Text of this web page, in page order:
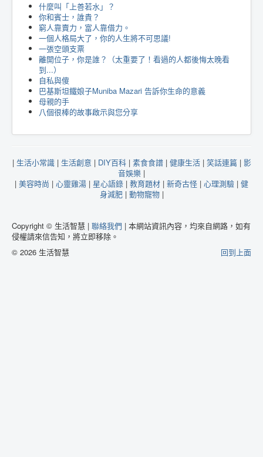
什麼叫「上善若水」？
你和賓士，誰貴？
窮人靠賣力，富人靠借力。
一個人格局大了，你的人生將不可思議!
一張空頭支票
離開位子，你是誰？（太重要了！看過的人都後悔太晚看
到...）
自私與傻
巴基斯坦鐵娘子Muniba Mazari 告訴你生命的意義
母親的手
八個很棒的故事啟示與您分享
| 生活小常識| 生活創意 | DIY百科| 素食食譜| 健康生活| 笑話連篇| 影
音娛樂 |
| 美容時尚 | 心靈雞湯 | 星心語錄 | 教育題材 | 新奇古怪 | 心理測驗 | 健
身減肥| 動物寵物|
Copyright © 生活智慧 | 聯絡我們 | 本網站資訊內容，均來自網路，如有
侵權請來信告知，將立即移除。
回到上面
© 2026 生活智慧